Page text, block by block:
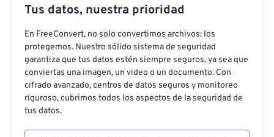
Tus datos, nuestra prioridad
En FreeConvert, no solo convertimos archivos: los
protegemos. Nuestro sólido sistema de seguridad
garantiza que tus datos estén siempre seguros, ya sea que
conviertas una imagen, un video o un documento. Con
cifrado avanzado, centros de datos seguros y monitoreo
riguroso, cubrimos todos los aspectos de la seguridad de
tus datos.